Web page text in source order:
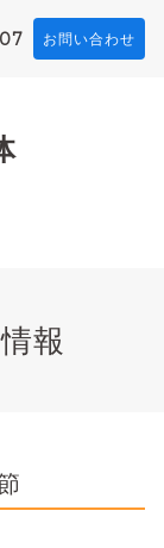
お問い合わせ
報